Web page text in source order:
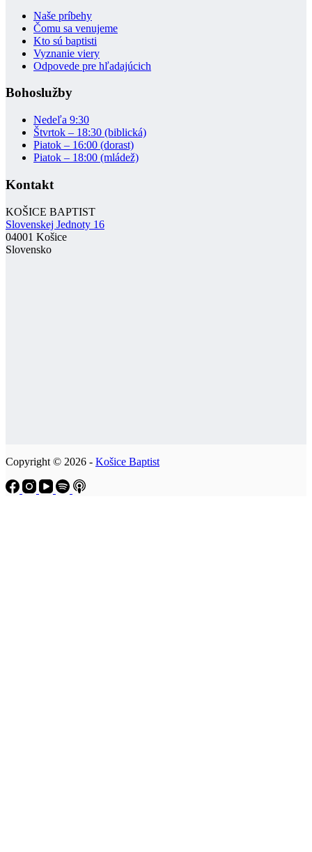
Naše príbehy
Čomu sa venujeme
Kto sú baptisti
Vyznanie viery
Odpovede pre hľadajúcich
Bohoslužby
Nedeľa 9:30
Štvrtok – 18:30 (biblická)
Piatok – 16:00 (dorast)
Piatok – 18:00 (mládež)
Kontakt
KOŠICE BAPTIST
Slovenskej Jednoty 16
04001 Košice
Slovensko
Copyright © 2026 - Košice Baptist